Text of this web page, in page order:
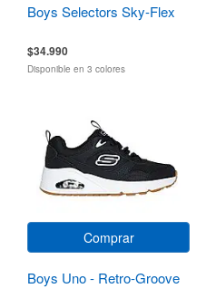
Boys Selectors Sky-Flex
$34.990
Disponible en 3 colores
Comprar
Boys Uno - Retro-Groove